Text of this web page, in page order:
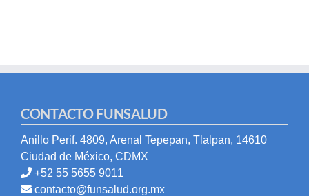
CONTACTO FUNSALUD
Anillo Perif. 4809, Arenal Tepepan, Tlalpan, 14610
Ciudad de México, CDMX
+52 55 5655 9011
contacto@funsalud.org.mx